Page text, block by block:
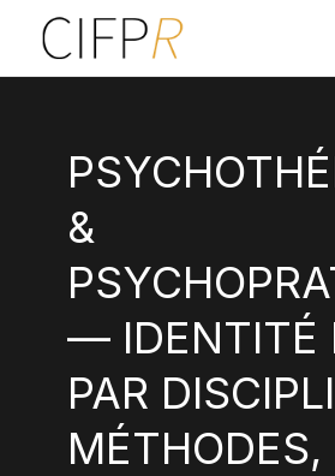
&
— IDENTITÉ
PAR
MÉTHODES,